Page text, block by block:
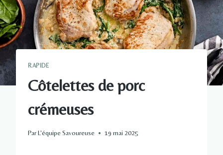
RAPIDE
Côtelettes de porc
crémeuses
ParL'équipe Savoureuse 19 mai 2025